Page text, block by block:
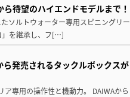
待望のハイエンドモデルまで！
ソルトウォーター専用スピニングリー
」を継承し、フ[…]
発売されるタックルボックスが
ア専用の操作性と機動力。 DAIWAから